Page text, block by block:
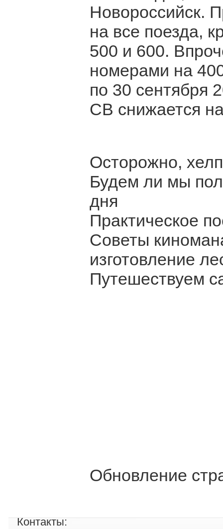
Новороссийск.
на все поезда,
500 и 600.
номерами на
по 30 сентября
СВ снижается
Осторожно,
Будем ли мы
дня
Практическое
Советы
изготовление
Путешествуем
Обновление
Контакты: